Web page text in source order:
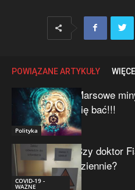
POWIĄZANE ARTYKUŁY
Polityka
Marsowe
się bać!!!
COVID-19 -
WAŻNE
Czy doktor
dziennie?